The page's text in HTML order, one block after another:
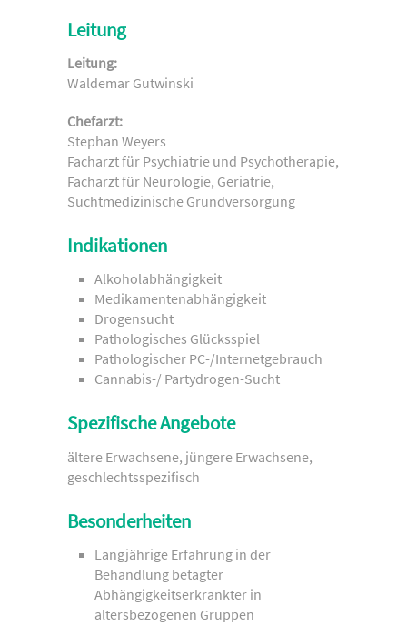
Leitung
Leitung:
Waldemar Gutwinski
Chefarzt:
Stephan Weyers
Facharzt für Psychiatrie und Psychotherapie,
Facharzt für Neurologie, Geriatrie,
Suchtmedizinische Grundversorgung
Indikationen
Alkoholabhängigkeit
Medikamentenabhängigkeit
Drogensucht
Pathologisches Glücksspiel
Pathologischer PC-/Internetgebrauch
Cannabis-/ Partydrogen-Sucht
Spezifische Angebote
ältere Erwachsene, jüngere Erwachsene,
geschlechtsspezifisch
Besonderheiten
Langjährige Erfahrung in der
Behandlung betagter
Abhängigkeitserkrankter in
altersbezogenen Gruppen